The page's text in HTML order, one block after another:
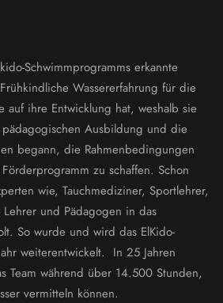
Schwimmprogramms erkannte
Wassererfahrung für die
auf ihre Entwicklung hat, weshalb sie
Ausbildung und die
begann, die Rahmenbedingungen
zu schaffen. Schon
wie, Tauchmediziner, Sportlehrer,
und Pädagogen in das
So wurde und wird das ElKido-
weiterentwickelt. In 25 Jahren
Team während über 14.500 Stunden,
vermitteln können.